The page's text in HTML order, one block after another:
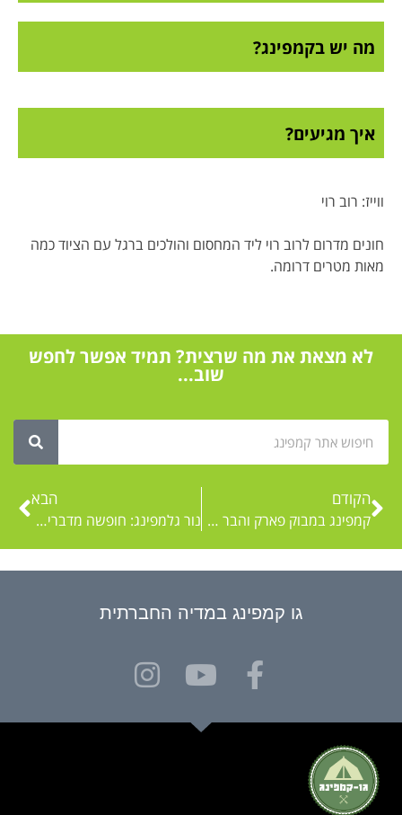
מה יש בקמפינג?
איך מגיעים?
ווייז: רוב רוי
חונים מדרום לרוב רוי ליד המחסום והולכים ברגל עם הציוד כמה
מאות מטרים דרומה.
לא מצאת את מה שרצית? תמיד אפשר לחפש
שוב...
הקודם
קמפינג במבוק פארק והבר הצף של בירכת רם
הבא
נור גלמפינג: חופשה מדברית בלב הסוואנה
גו קמפינג במדיה החברתית